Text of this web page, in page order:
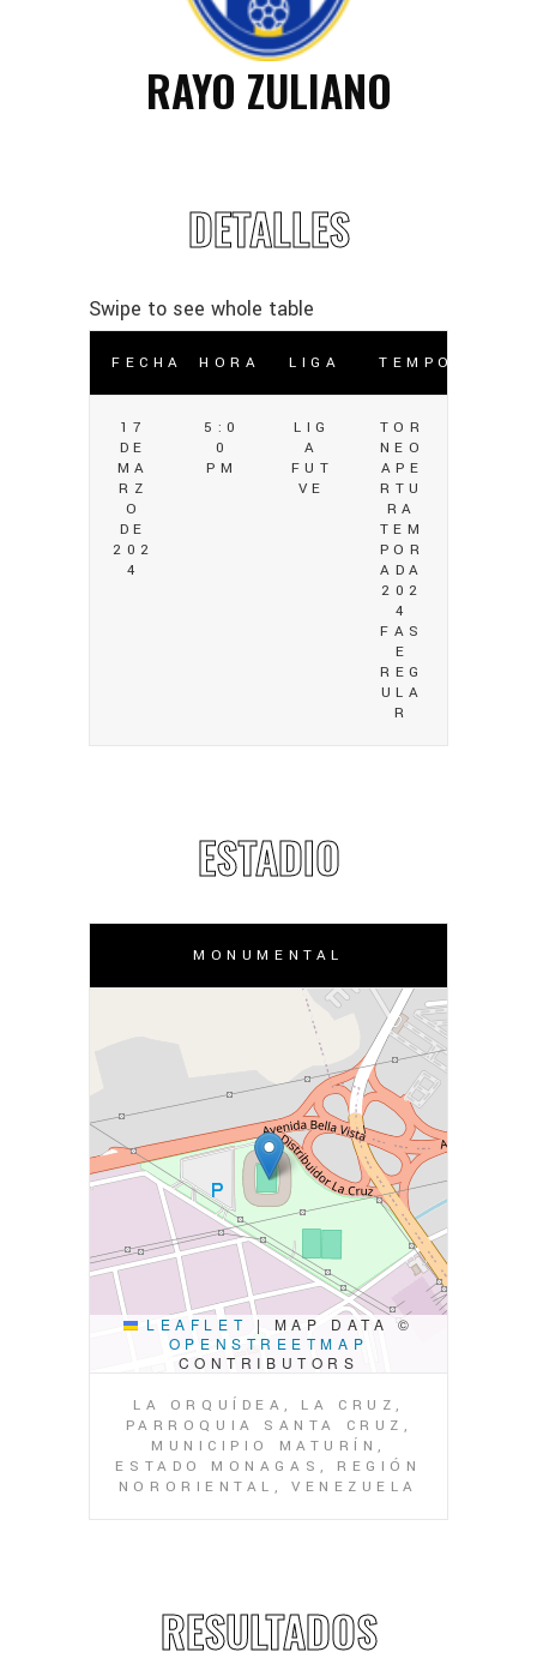
RAYO ZULIANO
DETALLES
FECHA HORA LIGA TEMPORADA
17
DE
MA
RZ
O
DE
202
4
5:0
0
PM
LIG
A
FUT
VE
TOR
NEO
APE
RTU
RA
TEM
POR
ADA
202
4
FAS
E
REG
ULA
R
ESTADIO
MONUMENTAL
LEAFLET |
MAP DATA ©
OPENSTREETMAP
CONTRIBUTORS
LA ORQUÍDEA, LA CRUZ,
PARROQUIA SANTA CRUZ,
MUNICIPIO MATURÍN,
ESTADO MONAGAS, REGIÓN
NORORIENTAL, VENEZUELA
RESULTADOS